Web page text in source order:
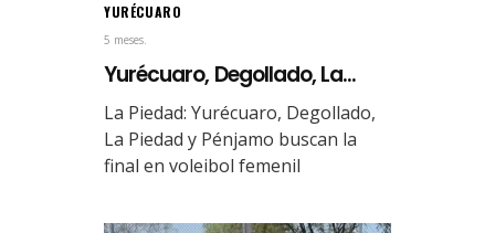
YURÉCUARO
5 meses.
Yurécuaro, Degollado, La...
La Piedad: Yurécuaro, Degollado,
La Piedad y Pénjamo buscan la
final en voleibol femenil